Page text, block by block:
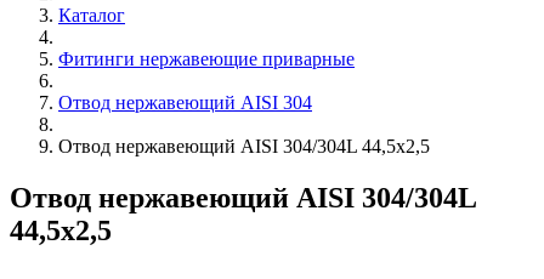
Каталог
Фитинги нержавеющие приварные
Отвод нержавеющий AISI 304
Отвод нержавеющий AISI 304/304L 44,5х2,5
Отвод нержавеющий AISI 304/304L
44,5х2,5